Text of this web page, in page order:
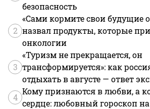
безопасность
2
«Сами кормите свои будущие
назвал продукты, которые
онкологии
3
«Туризм не прекращается, он
трансформируется»: как
отдыхать в августе — ответ
4
Кому признаются в любви, а
сердце: любовный гороскоп на